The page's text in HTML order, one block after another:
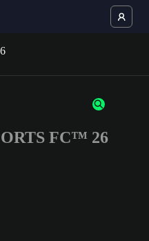
oder Ziffern ein
FC™ 26